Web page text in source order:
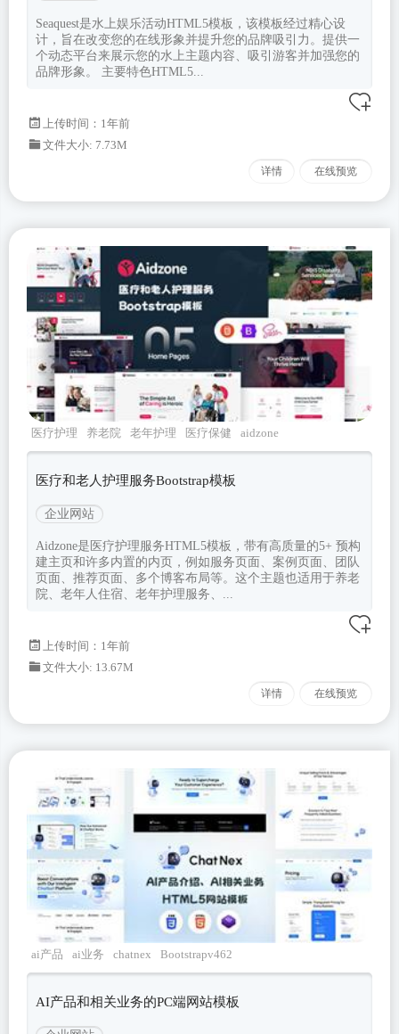
Seaquest是水上娱乐活动HTML5模板，该模板经过精心设
计，旨在改变您的在线形象并提升您的品牌吸引力。提供一
个动态平台来展示您的水上主题内容、吸引游客并加强您的
品牌形象。 主要特色HTML5...
上传时间：1年前
文件大小: 7.73M
详情 在线预览
医疗护理 养老院 老年护理 医疗保健 aidzone
医疗和老人护理服务Bootstrap模板
企业网站
Aidzone是医疗护理服务HTML5模板，带有高质量的5+ 预构
建主页和许多内置的内页，例如服务页面、案例页面、团队
页面、推荐页面、多个博客布局等。这个主题也适用于养老
院、老年人住宿、老年护理服务、...
上传时间：1年前
文件大小: 13.67M
详情 在线预览
ai产品 ai业务 chatnex Bootstrapv462
AI产品和相关业务的PC端网站模板